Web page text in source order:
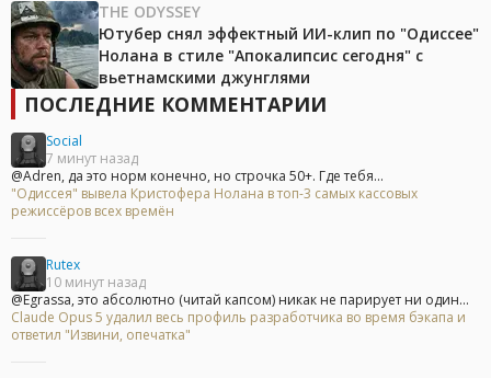
THE ODYSSEY
Ютубер снял эффектный ИИ-клип по "Одиссее"
Нолана в стиле "Апокалипсис сегодня" с
вьетнамскими джунглями
ПОСЛЕДНИЕ КОММЕНТАРИИ
Social
7 минут назад
@Adren, да это норм конечно, но строчка 50+. Где тебя...
"Одиссея" вывела Кристофера Нолана в топ-3 самых кассовых
режиссёров всех времён
Rutex
10 минут назад
@Egrassa, это абсолютно (читай капсом) никак не парирует ни один...
Claude Opus 5 удалил весь профиль разработчика во время бэкапа и
ответил "Извини, опечатка"